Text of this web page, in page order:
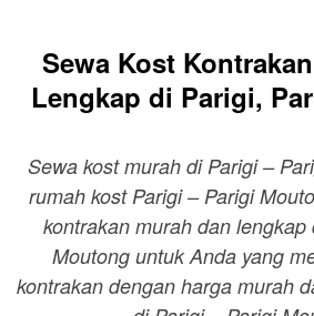
Sewa Kost
Lengkap di Parigi,
Sewa kost murah di Parigi –
rumah kost Parigi – Parigi
kontrakan murah dan lengkap
Moutong untuk Anda yang
kontrakan dengan harga murah